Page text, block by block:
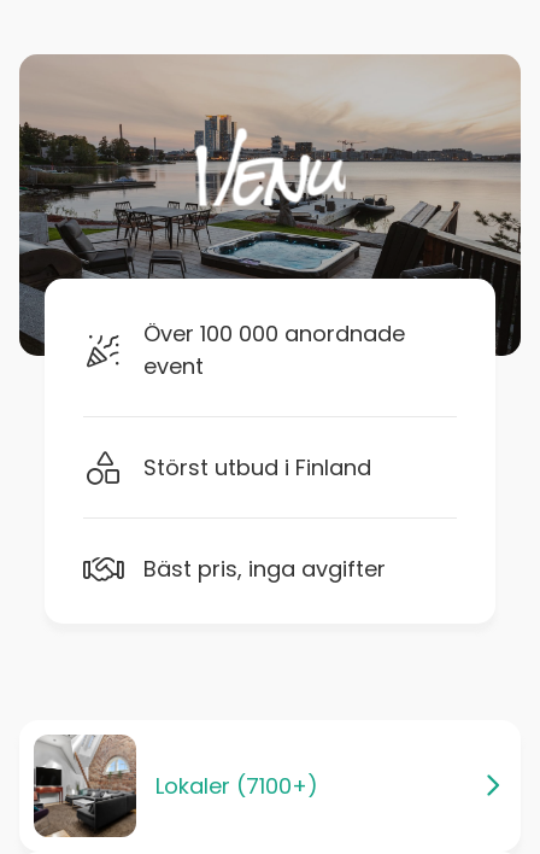
Över 100 000 anordnade
event
Störst utbud i Finland
Bäst pris, inga avgifter
Lokaler (7100+)